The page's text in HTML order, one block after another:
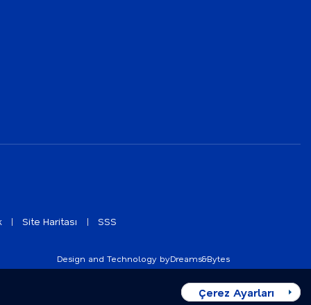
Site Haritası SSS
Design and Technology byDreams&Bytes
Çerez Ayarları